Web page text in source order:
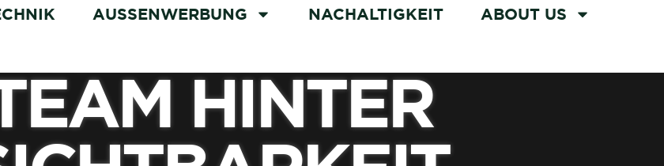
AUSSENWERBUNG NACHALTIGKEIT ABOUT US
HINTER